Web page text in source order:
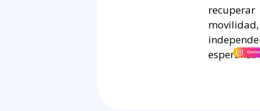
recuperar
movilidad,
esperanza.